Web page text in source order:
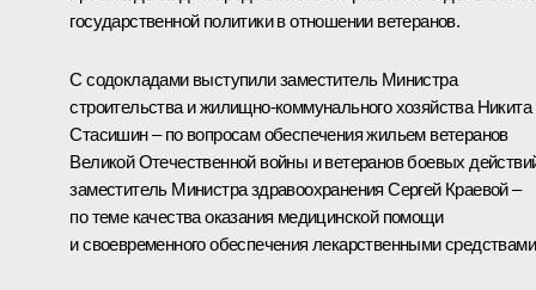
государственной политики в отношении ветеранов.
С содокладами выступили заместитель Министра
строительства и жилищно-коммунального хозяйства Никита
Стасишин – по вопросам обеспечения жильем ветеранов
Великой Отечественной войны и ветеранов боевых
заместитель Министра здравоохранения Сергей Краевой –
по теме качества оказания медицинской помощи
и своевременного обеспечения лекарственными